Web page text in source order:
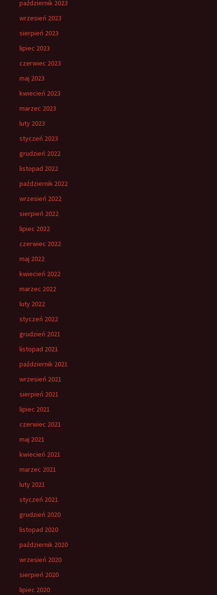
październik 2023
wrzesień 2023
sierpień 2023
lipiec 2023
czerwiec 2023
maj 2023
kwiecień 2023
marzec 2023
luty 2023
styczeń 2023
grudzień 2022
listopad 2022
październik 2022
wrzesień 2022
sierpień 2022
lipiec 2022
czerwiec 2022
maj 2022
kwiecień 2022
marzec 2022
luty 2022
styczeń 2022
grudzień 2021
listopad 2021
październik 2021
wrzesień 2021
sierpień 2021
lipiec 2021
czerwiec 2021
maj 2021
kwiecień 2021
marzec 2021
luty 2021
styczeń 2021
grudzień 2020
listopad 2020
październik 2020
wrzesień 2020
sierpień 2020
lipiec 2020